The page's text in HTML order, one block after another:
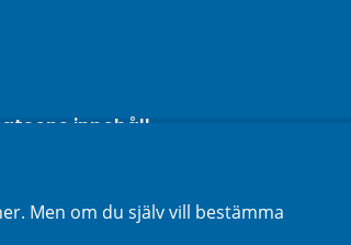
innehåll
Men om du själv vill bestämma